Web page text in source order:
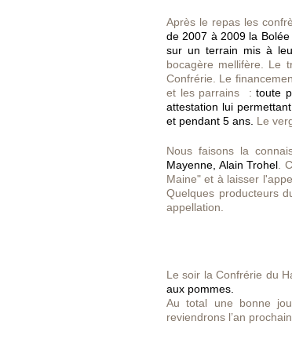
Après le repas les
de 2007 à 2009 la
sur un terrain mis à
bocagère mellifère. Le
Confrérie. Le
et les parrains :toute
attestation lui
et pendant 5 ans. Le
Nous faisons la
Mayenne, Alain Trohel .
Maine" et à laisser
Quelques producteurs
appellation.
Le soir la Confrérie du
aux pommes.
Au total une bonne
reviendrons l’an